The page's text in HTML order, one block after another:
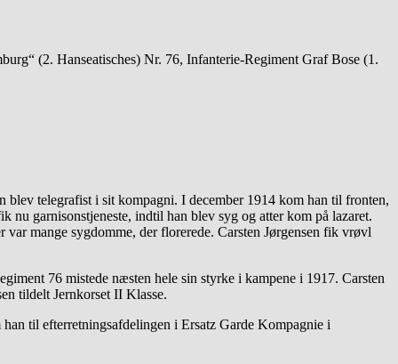
(2. Hanseatisches) Nr. 76, Infanterie-Regiment Graf Bose (1.
blev telegrafist i sit kompagni. I december 1914 kom han til fronten,
garnisonstjeneste, indtil han blev syg og atter kom på lazaret.
mange sygdomme, der florerede. Carsten Jørgensen fik vrøvl
76 mistede næsten hele sin styrke i kampene i 1917. Carsten
tildelt Jernkorset II Klasse.
til efterretningsafdelingen i Ersatz Garde Kompagnie i